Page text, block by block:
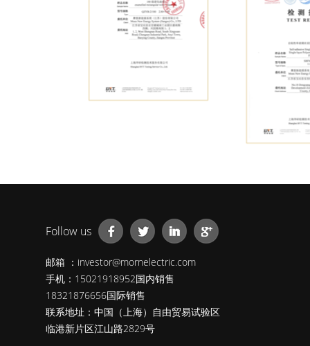
Follow us
邮箱 ：investor@mornelectric.com
手机：15021918952国内销售
18321876656国际销售
联系地址：中国（上海）自由贸易试验区
临港新片区江山路2829号